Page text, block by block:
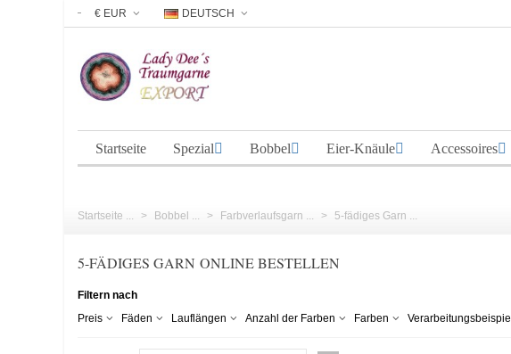
€ EUR DEUTSCH
Startseite Spezial Bobbel Eier-Knäule Accessoires
Startseite ... > Bobbel ... > Farbverlaufsgarn ... > 5-fädiges Garn ...
5-FÄDIGES GARN ONLINE BESTELLEN
Filtern nach
Preis
Fäden Lauflängen Anzahl der Farben Farben Verarbeitungsbeispiel